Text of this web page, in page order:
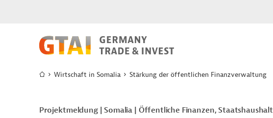
Wirtschaft in Somalia Stärkung der öffentlichen Finanzverwaltung
Projektmeldung Somalia Öffentliche Finanzen, Staatshaushalt